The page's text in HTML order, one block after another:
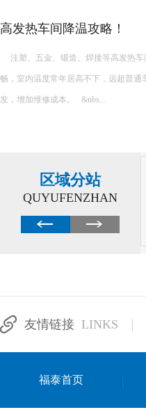
2026-08-08
续散热，加上车间空气流通不
温运行也会加速老化、故障频
区域分站
QUYUFENZHAN
友情链接 LINKS
福泰首页